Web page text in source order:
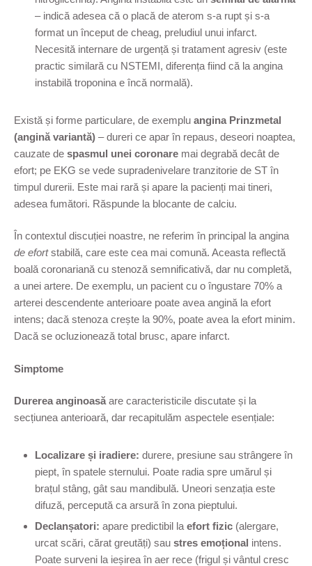
– indică adesea că o placă de aterom s-a rupt și s-a
format un început de cheag, preludiul unui infarct.
Necesită internare de urgență și tratament agresiv (este
practic similară cu NSTEMI, diferența fiind că la angina
instabilă troponina e încă normală).
Există și forme particulare, de exemplu angina Prinzmetal
(angină variantă) – dureri ce apar în repaus, deseori noaptea,
cauzate de spasmul unei coronare mai degrabă decât de
efort; pe EKG se vede supradenivelare tranzitorie de ST în
timpul durerii. Este mai rară și apare la pacienți mai tineri,
adesea fumători. Răspunde la blocante de calciu.
În contextul discuției noastre, ne referim în principal la angina
de efortstabilă, care este cea mai comună. Aceasta reflectă
boală coronariană cu stenoză semnificativă, dar nu completă,
a unei artere. De exemplu, un pacient cu o îngustare 70% a
arterei descendente anterioare poate avea angină la efort
intens; dacă stenoza crește la 90%, poate avea la efort minim.
Dacă se ocluzionează total brusc, apare infarct.
Simptome
Durerea anginoasă are caracteristicile discutate și la
secțiunea anterioară, dar recapitulăm aspectele esențiale:
Localizare și iradiere: durere, presiune sau strângere în
piept, în spatele sternului. Poate radia spre umărul și
brațul stâng, gât sau mandibulă. Uneori senzația este
difuză, percepută ca arsură în zona pieptului.
Declanșatori: apare predictibil la efort fizic (alergare,
urcat scări, cărat greutăți) sau stres emoțional intens.
Poate surveni la ieșirea în aer rece (frigul și vântul cresc